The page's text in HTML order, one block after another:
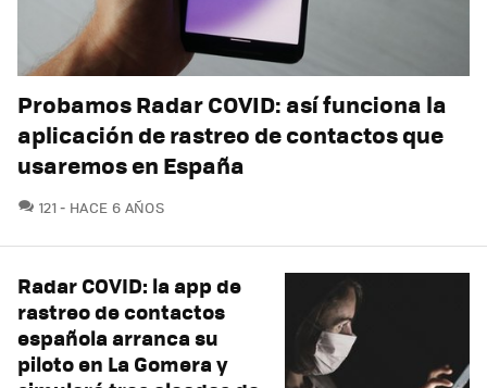
Probamos Radar COVID: así funciona la
aplicación de rastreo de contactos que
usaremos en España
121 COMENTARIOS
HACE 6 AÑOS
Radar COVID: la app de
rastreo de contactos
española arranca su
piloto en La Gomera y